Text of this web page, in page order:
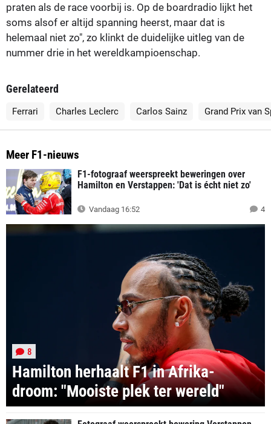
praten als de race voorbij is. Op de boardradio lijkt het
soms alsof er altijd spanning heerst, maar dat is
helemaal niet zo", zo klinkt de duidelijke uitleg van de
nummer drie in het wereldkampioenschap.
Gerelateerd
Ferrari Charles Leclerc Carlos Sainz Grand Prix van
Meer F1-nieuws
F1-fotograaf weerspreekt beweringen over
Hamilton en Verstappen: 'Dat is écht niet zo'
Vandaag 16:52 4
Hamilton herhaalt F1 in Afrika-
droom: "Mooiste plek ter wereld"
8